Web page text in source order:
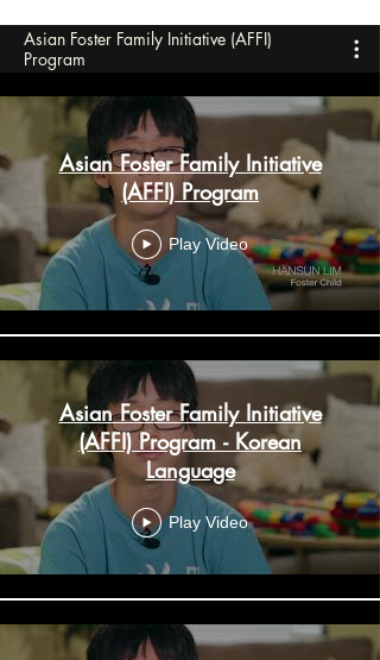
Asian Foster Family Initiative (AFFI)
Program
Asian Foster Family Initiative
(AFFI) Program
Play Video
Asian Foster Family Initiative
(AFFI) Program - Korean
Language
Play Video